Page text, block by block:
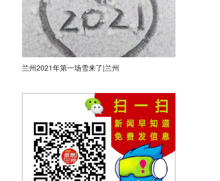
兰州2021年第一场雪来了|兰州